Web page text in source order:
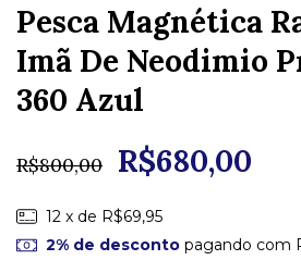
Pesca Magnética
Imã De Neodimio
360 Azul
R$800,00 R$680,00
12 x de R$69,95
2% de descontopagando com